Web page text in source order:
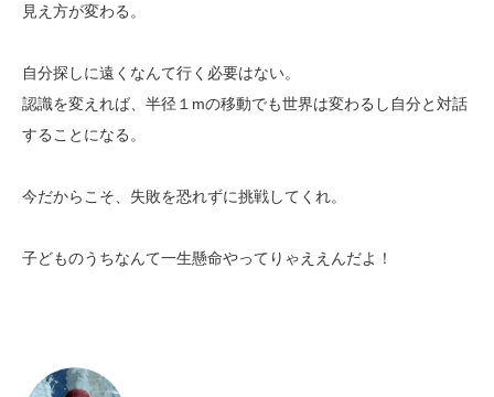
見え方が変わる。
自分探しに遠くなんて行く必要はない。
認識を変えれば、半径１mの移動でも世界は変わるし自分と対話
することになる。
今だからこそ、失敗を恐れずに挑戦してくれ。
子どものうちなんて一生懸命やってりゃええんだよ！